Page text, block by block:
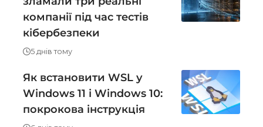
компанії під час тестів
кібербезпеки
5 днів тому
Як встановити WSL у
Windows 11 і Windows 10:
покрокова інструкція